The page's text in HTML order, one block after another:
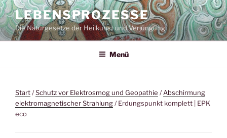
Zum
Inhalt
springen
LEBENSPROZESSE
Die Naturgesetze der Heilkunst und Verjüngung
Menü
Start/Schutz vor Elektrosmog und Geopathie /Abschirmung
elektromagnetischer Strahlung/ Erdungspunkt komplett | EPK
eco